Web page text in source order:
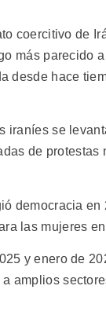
coercitivo de
más parecido
desde hace
iraníes se
de protestas
democracia
las mujeres
y enero de
amplios